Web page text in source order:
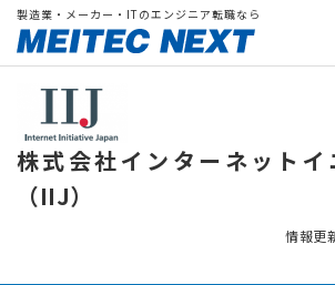
製造業・メーカー・ITのエンジニア転職なら
株式会社インターネットイ
（IIJ）
情報更